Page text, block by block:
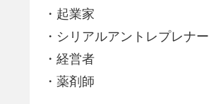
・起業家
・シリアルアントレプレナー
・経営者
・薬剤師